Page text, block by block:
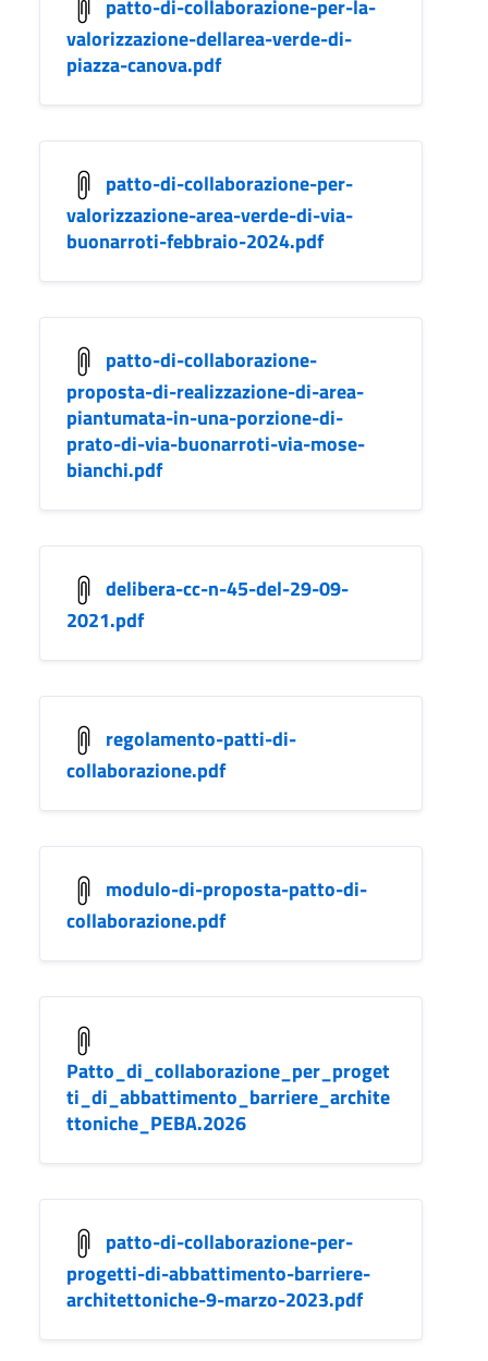
patto-di-collaborazione-per-la-
valorizzazione-dellarea-verde-di-
piazza-canova.pdf
patto-di-collaborazione-per-
valorizzazione-area-verde-di-via-
buonarroti-febbraio-2024.pdf
patto-di-collaborazione-
proposta-di-realizzazione-di-area-
piantumata-in-una-porzione-di-
prato-di-via-buonarroti-via-mose-
bianchi.pdf
delibera-cc-n-45-del-29-09-
2021.pdf
regolamento-patti-di-
collaborazione.pdf
modulo-di-proposta-patto-di-
collaborazione.pdf
Patto_di_collaborazione_per_proget
ti_di_abbattimento_barriere_archite
ttoniche_PEBA.2026
patto-di-collaborazione-per-
progetti-di-abbattimento-barriere-
architettoniche-9-marzo-2023.pdf